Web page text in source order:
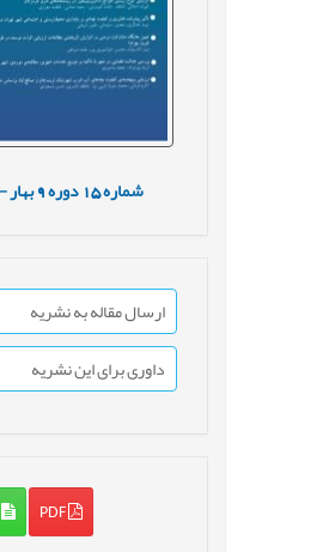
شماره15 دوره
ارسال مقاله به نشریه
داوری برای این نشریه
PDF